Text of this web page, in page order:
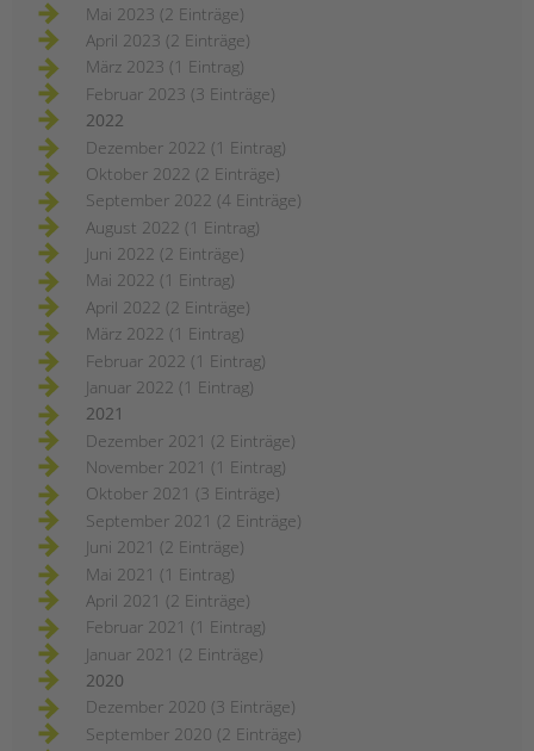
Mai 2023 (2 Einträge)
April 2023 (2 Einträge)
März 2023 (1 Eintrag)
Februar 2023 (3 Einträge)
2022
Dezember 2022 (1 Eintrag)
Oktober 2022 (2 Einträge)
September 2022 (4 Einträge)
August 2022 (1 Eintrag)
Juni 2022 (2 Einträge)
Mai 2022 (1 Eintrag)
April 2022 (2 Einträge)
März 2022 (1 Eintrag)
Februar 2022 (1 Eintrag)
Januar 2022 (1 Eintrag)
2021
Dezember 2021 (2 Einträge)
November 2021 (1 Eintrag)
Oktober 2021 (3 Einträge)
September 2021 (2 Einträge)
Juni 2021 (2 Einträge)
Mai 2021 (1 Eintrag)
April 2021 (2 Einträge)
Februar 2021 (1 Eintrag)
Januar 2021 (2 Einträge)
2020
Dezember 2020 (3 Einträge)
September 2020 (2 Einträge)